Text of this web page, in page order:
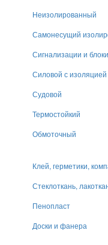
Неизолированный
Самонесущий
Сигнализации и
Силовой с
Судовой
Термостойкий
Обмоточный
Клей, герметики,
Стеклоткань,
Пенопласт
Доски и фанера